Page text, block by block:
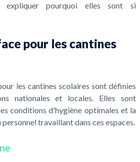
expliquer pourquoi elles sont si
pour les cantines
les cantines scolaires sont définies
nationales et locales. Elles sont
conditions d'hygiène optimales et la
travaillant dans ces espaces.